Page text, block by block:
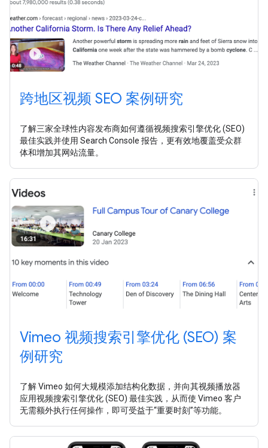
跨地区视频 SEO 案例研究
了解三家全球性内容发布商如何遵循视频搜索引擎优化 (SEO)
最佳实践并使用 Search Console 报告，更有效地覆盖受众群
体和增加其网站流量。
Vimeo 视频搜索引擎优化 (SEO) 案
例研究
了解 Vimeo 如何大规模添加结构化数据，并向其视频播放器
应用视频搜索引擎优化 (SEO) 最佳实践，从而使 Vimeo 客户
无需额外执行任何操作，即可受益于“重要时刻”等功能。